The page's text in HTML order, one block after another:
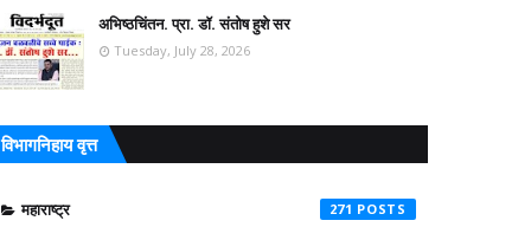
अभिष्ठचिंतन. प्रा. डॉ. संतोष हुशे सर
Tuesday, July 28, 2026
विभागनिहाय वृत्त
महाराष्ट्र 271